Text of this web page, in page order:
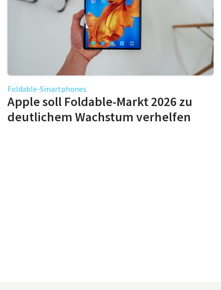
Foldable-Smartphones
Apple soll Foldable-Markt 2026 zu
deutlichem Wachstum verhelfen